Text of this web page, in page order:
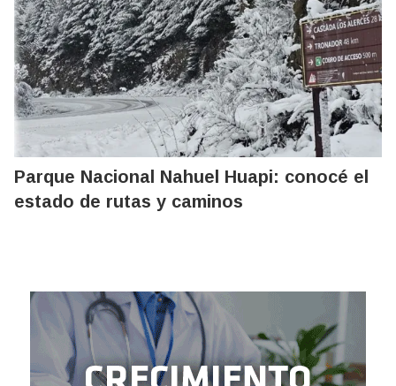
Parque Nacional Nahuel Huapi: conocé el
estado de rutas y caminos